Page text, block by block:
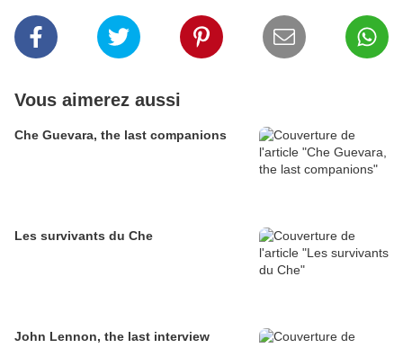
Vous aimerez aussi
Che Guevara, the last companions
Les survivants du Che
John Lennon, the last interview